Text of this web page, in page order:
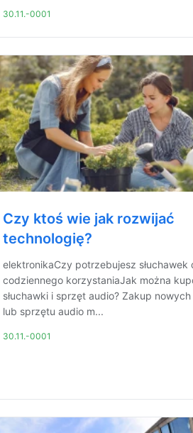
30.11.-0001
Czy ktoś wie jak rozwijać
technologię?
elektronikaCzy potrzebujesz słuchawek
codziennego korzystaniaJak można
słuchawki i sprzęt audio? Zakup nowych
lub sprzętu audio m...
30.11.-0001